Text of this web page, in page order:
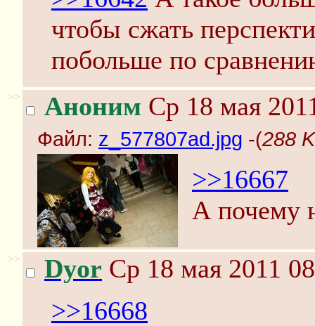
чтобы сжать
побольше по
>> Аноним Ср 18 мая
Файл: z_577807ad.jpg -(288
>>16667
А почему
>> Dyor Ср 18 мая 2011
>>16668